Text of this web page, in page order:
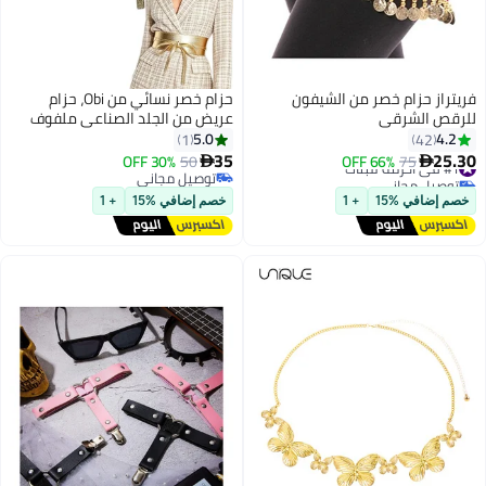
فريتراز حزام خصر من الشيفون
للرقص الشرقي
4.2
42
25.30
75
66% OFF #1 في أحزمة للبنات
توصيل مجاني
#1 في أحزمة للبنات
خصم إضافي %15 + 1
حزام خصر نسائي من Obi، حزام
عريض من الجلد الصناعي ملفوف
حول عقدة على شكل فيونكة،
أحزمة Obi لفستان بذلة
5.0
1
35
50
30% OFF
توصيل مجاني
توصيل مجاني
خصم إضافي %15 + 1